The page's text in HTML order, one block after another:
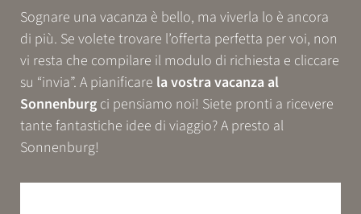
GUSTO
Sognare una vacanza è bello, ma viverla lo è ancora
di più. Se volete trovare l’offerta perfetta per voi, non
vi resta che compilare il modulo di richiesta e cliccare
su “invia”. A pianificare la vostra vacanza al
Sonnenburg ci pensiamo noi! Siete pronti a ricevere
tante fantastiche idee di viaggio? A presto al
Sonnenburg!